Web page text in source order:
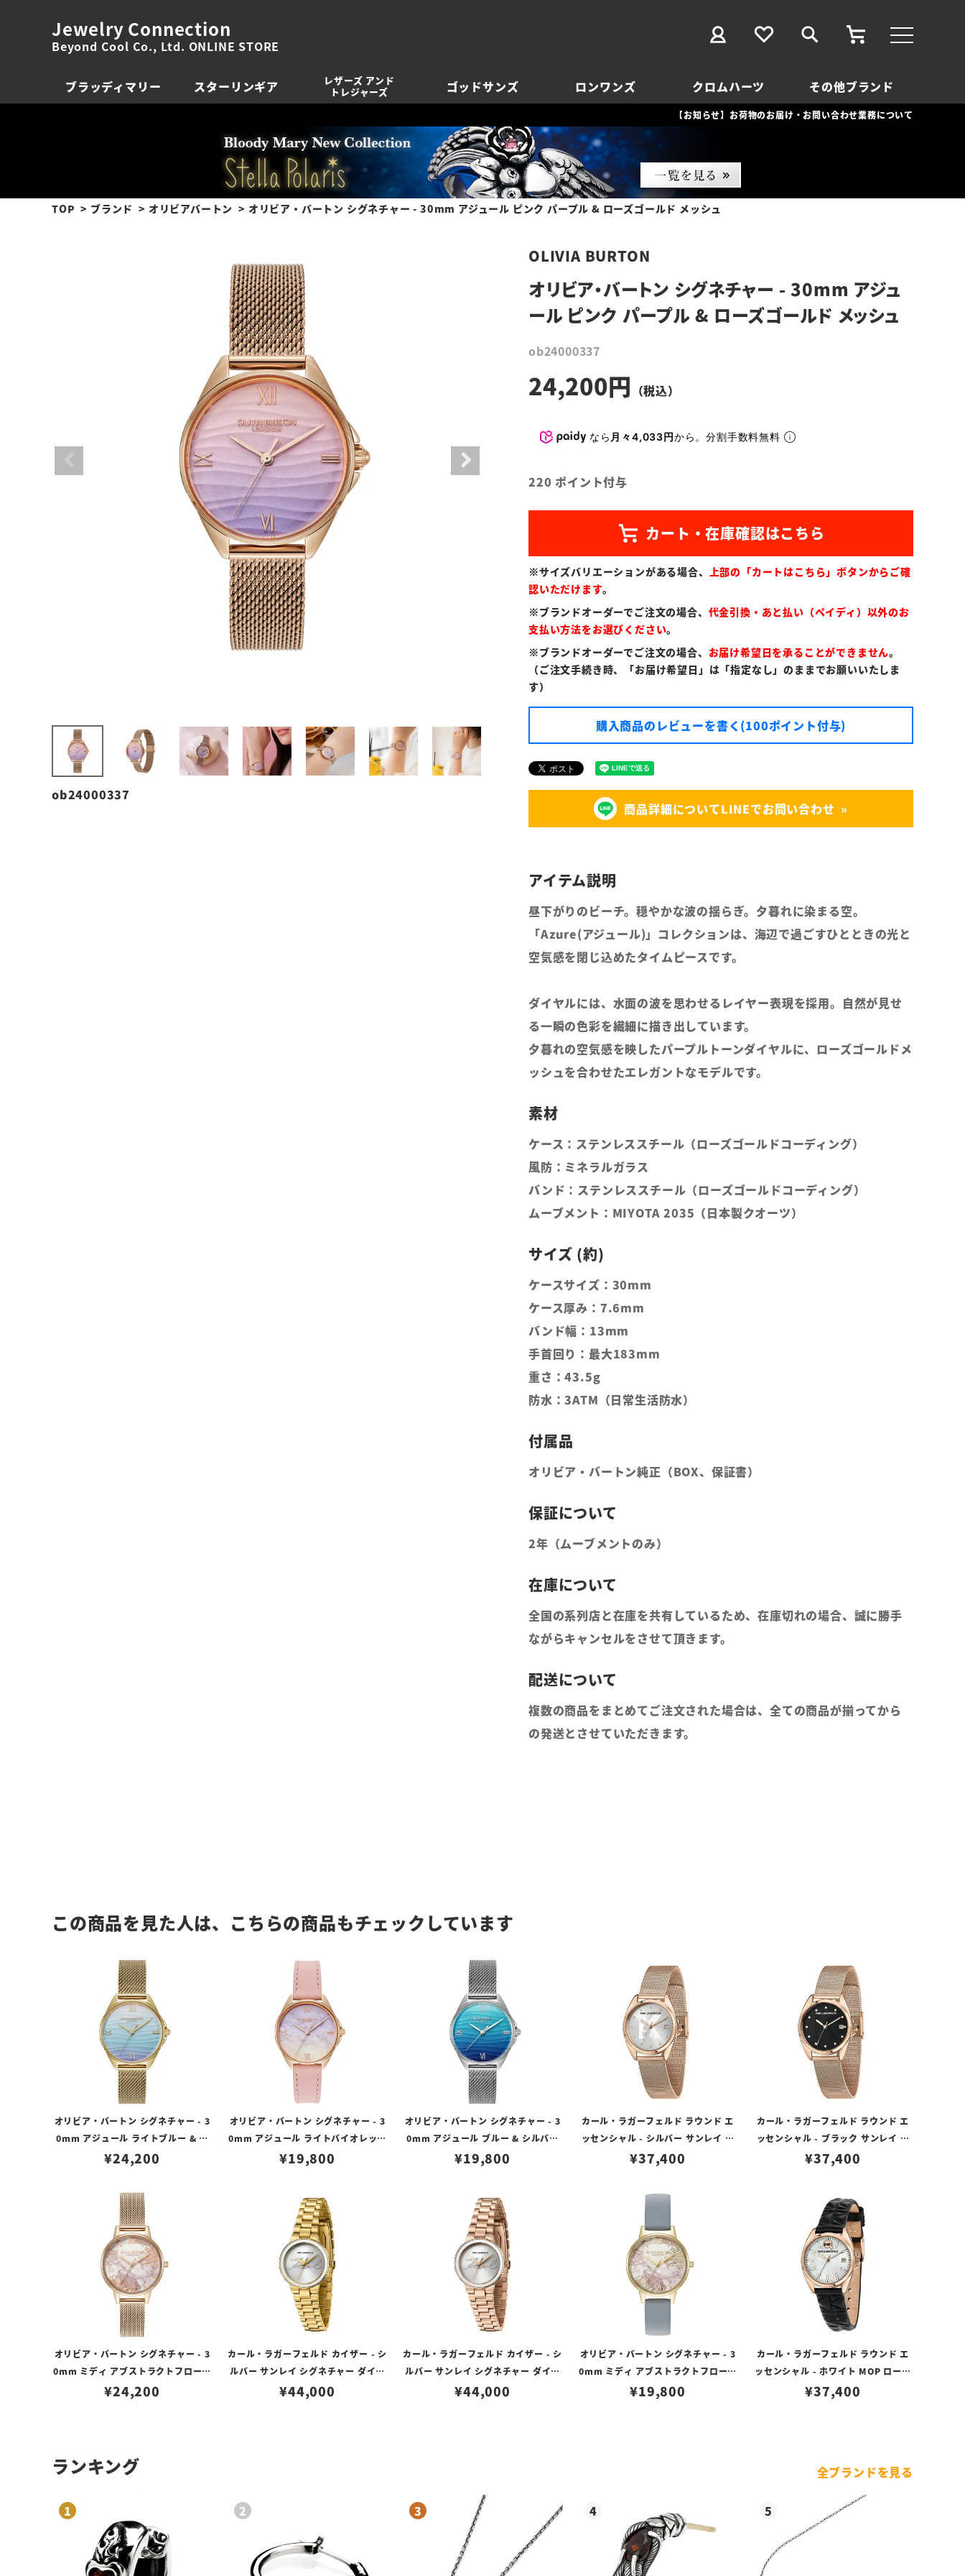
Jewelry Connection
Beyond Cool Co., Ltd. ONLINE STORE
ブラッディマリー スターリンギア
レザーズ アンド
トレジャーズ
ゴッドサンズ ロンワンズ クロムハーツ その他ブランド
【お知らせ】お荷物のお届け・お問い合わせ業務について
TOP ブランド オリビアバートン オリビア・バートン シグネチャー - 30mm アジュール ピンク パープル & ローズゴールド メッシュ
ob24000337
OLIVIA BURTON
オリビア・バートン シグネチャー - 30mm アジュ
ール ピンク パープル & ローズゴールド メッシュ
ob24000337
24,200
なら 月々4,033円から。分割手数料無料
220 ポイント付与
※サイズバリエーションがある場合、
上部の「カートはこちら」ボタンからご確
認いただけます。
※ブランドオーダーでご注文の場合、 代金引換・あと払い（ペイディ）以外のお
支払い方法をお選びください。
※ブランドオーダーでご注文の場合、 お届け希望日を承ることができません。
（ご注文手続き時、「お届け希望日」は「指定なし」のままでお願いいたしま
す）
購入商品のレビューを書く(100ポイント付与)
商品詳細についてLINEでお問い合わせ
昼下がりのビーチ。穏やかな波の揺らぎ。夕暮れに染まる空。
「Azure(アジュール)」コレクションは、海辺で過ごすひとときの光と
空気感を閉じ込めたタイムピースです。
ダイヤルには、水面の波を思わせるレイヤー表現を採用。自然が見せ
る一瞬の色彩を繊細に描き出しています。
夕暮れの空気感を映したパープルトーンダイヤルに、ローズゴールドメ
ッシュを合わせたエレガントなモデルです。
ケース：ステンレススチール（ローズゴールドコーディング）
風防：ミネラルガラス
バンド：ステンレススチール（ローズゴールドコーディング）
ムーブメント：MIYOTA 2035（日本製クオーツ）
ケースサイズ：30mm
ケース厚み：7.6mm
バンド幅：13mm
手首回り：最大183mm
重さ：43.5g
防水：3ATM（日常生活防水）
オリビア・バートン純正（BOX、保証書）
2年（ムーブメントのみ）
全国の系列店と在庫を共有しているため、在庫切れの場合、誠に勝手
ながらキャンセルをさせて頂きます。
複数の商品をまとめてご注文された場合は、全ての商品が揃ってから
の発送とさせていただきます。
この商品を見た人は、こちらの商品もチェックしています
オリビア・バートン シグネチャー - 3
0mm アジュール ライトブルー & ゴ
ールド メッシュ
¥24,200
オリビア・バートン シグネチャー - 3
0mm アジュール ライトバイオレット
ローズゴールド ＆ メロウローズ レザ
¥19,800
オリビア・バートン シグネチャー - 3
0mm アジュール ブルー & シルバー
メッシュ
¥19,800
カール・ラガーフェルド ラウンド エ
ッセンシャル - シルバー サンレイ シ
グネチャー ダイヤル ローズゴールド
¥37,400
カール・ラガーフェルド ラウンド エ
ッセンシャル - ブラック サンレイ シ
グネチャー ダイヤル ローズゴールド
¥37,400
オリビア・バートン シグネチャー - 3
0mm ミディ アブストラクトフローラ
ル ローズゴールド メッシュ
¥24,200
カール・ラガーフェルド カイザー - シ
ルバー サンレイ シグネチャー ダイヤ
ル イエローゴールド
¥44,000
カール・ラガーフェルド カイザー - シ
ルバー サンレイ シグネチャー ダイヤ
ル ローズゴールド
¥44,000
オリビア・バートン シグネチャー - 3
0mm ミディ アブストラクトフローラ
ル ゴールド チョークブルー レザー
¥19,800
カール・ラガーフェルド ラウンド エ
ッセンシャル - ホワイト MOP ローズ
ゴールド アイコン ダイヤル ブラック
¥37,400
ランキング 全ブランドを見る